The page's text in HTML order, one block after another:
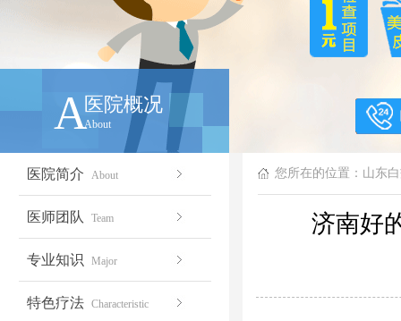
A医院概况
About
医院简介 About
医师团队 Team
专业知识 Major
特色疗法 Characteristic
您所在的位置： 山东
济南好